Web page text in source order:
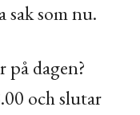
sak som nu.
dagen?
och slutar